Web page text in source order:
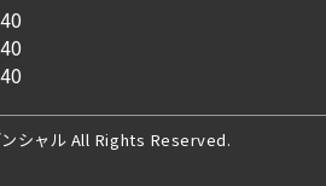
シャル All Rights Reserved.